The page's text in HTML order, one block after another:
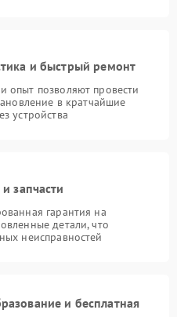
и быстрый ремонт
опыт позволяют провести
в кратчайшие
устройства
запчасти
гарантия на
детали, что
неисправностей
и бесплатная